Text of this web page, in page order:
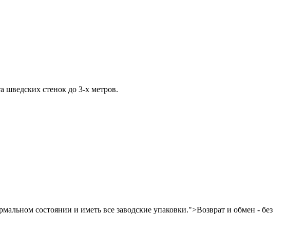
шведских стенок до 3-х метров.
состоянии и иметь все заводские упаковки.">Возврат и обмен - без